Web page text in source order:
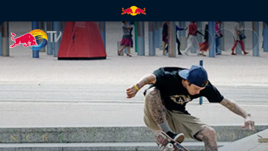
Przygody w Sydney | Red